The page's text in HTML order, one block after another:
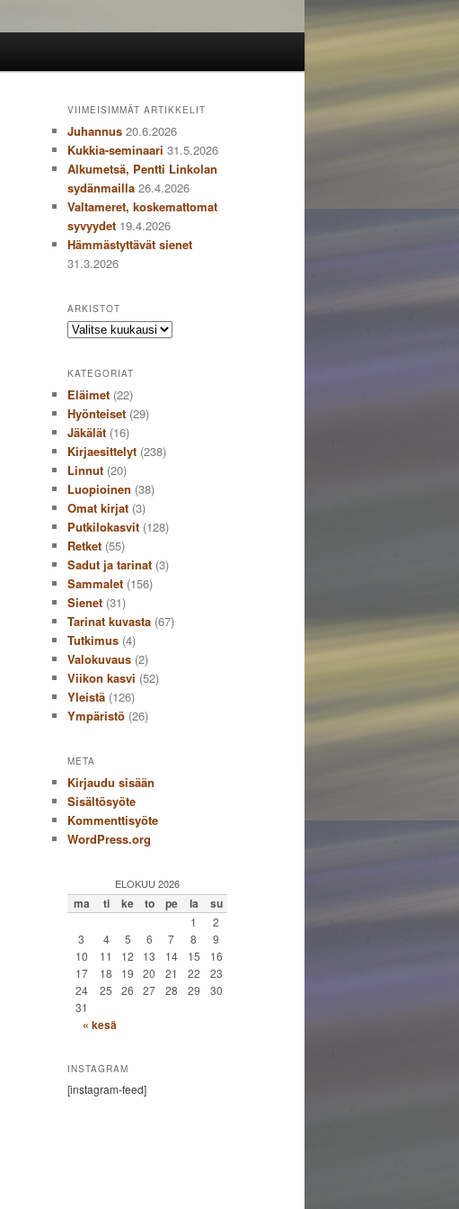
VIIMEISIMMÄT ARTIKKELIT
Juhannus 20.6.2026
Kukkia-seminaari 31.5.2026
Alkumetsä, Pentti Linkolan
sydänmailla 26.4.2026
Valtameret, koskemattomat
syvyydet 19.4.2026
Hämmästyttävät sienet
31.3.2026
ARKISTOT
Arkistot
KATEGORIAT
Eläimet (22)
Hyönteiset (29)
Jäkälät (16)
Kirjaesittelyt (238)
Linnut (20)
Luopioinen (38)
Omat kirjat (3)
Putkilokasvit (128)
Retket (55)
Sadut ja tarinat (3)
Sammalet (156)
Sienet (31)
Tarinat kuvasta (67)
Tutkimus (4)
Valokuvaus (2)
Viikon kasvi (52)
Yleistä (126)
Ympäristö (26)
META
Kirjaudu sisään
Sisältösyöte
Kommenttisyöte
WordPress.org
ELOKUU 2026
ma ti ke to pe la su
1
2
3
4 5 6 7 8
9
10
11 12 13 14 15
16
17
18 19 20 21 22
23
24
25 26 27 28 29
30
31
« kesä
INSTAGRAM
[instagram-feed]